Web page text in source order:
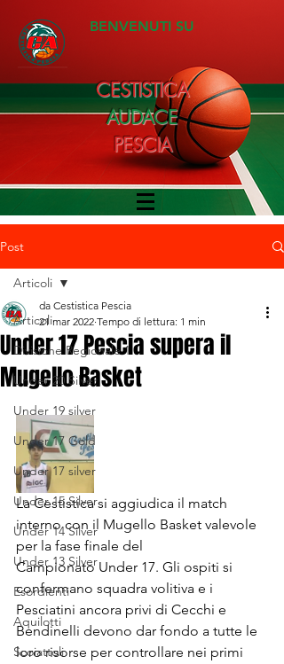
BENVENUTI SU
CESTISTICA
AUDACE
PESCIA
Post
Articoli
Divisione Regionale 1
Under 20 Silver
Under 19 silver
Under 17 Gold
Under 17 silver
Under 15 Silver
Under 14 Silver
Under 13 Silver
Esordienti
Aquilotti
Scoiattoli
Articoli
Under 17 Pescia supera il
Mugello Basket
da Cestistica Pescia
21 mar 2022 Tempo di lettura: 1 min
La Cestistica si aggiudica il match
interno con il Mugello Basket valevole
per la fase finale del
Campionato Under 17. Gli ospiti si
confermano squadra volitiva e i
Pesciatini ancora privi di Cecchi e
Bendinelli devono dar fondo a tutte le
loro risorse per controllare nei primi